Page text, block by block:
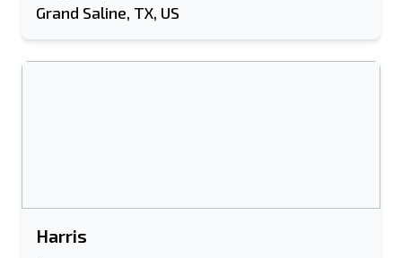
Grand Saline, TX, US
Harris